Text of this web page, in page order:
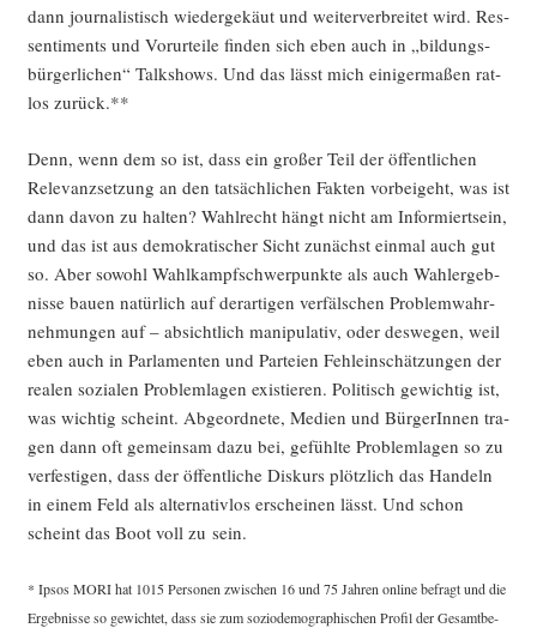
dann jour­na­lis­tisch wie­der­ge­käut und wei­ter­ver­brei­tet wird. Res­
sen­ti­ments und Vor­ur­tei­le fin­den sich eben auch in „bil­dungs­
bür­ger­li­chen“ Talk­shows. Und das lässt mich eini­ger­ma­ßen rat­
los zurück.**
Denn, wenn dem so ist, dass ein gro­ßer Teil der öffent­li­chen
Rele­vanz­set­zung an den tat­säch­li­chen Fak­ten vor­bei­geht, was ist
dann davon zu hal­ten? Wahl­recht hängt nicht am Infor­miert­sein,
und das ist aus demo­kra­ti­scher Sicht zunächst ein­mal auch gut
so. Aber sowohl Wahl­kampf­schwer­punk­te als auch Wahl­er­geb­
nis­se bau­en natür­lich auf der­ar­ti­gen ver­fäl­schen Pro­blem­wahr­
neh­mun­gen auf – absicht­lich mani­pu­la­tiv, oder des­we­gen, weil
eben auch in Par­la­men­ten und Par­tei­en Fehl­ein­schät­zun­gen der
rea­len sozia­len Pro­blem­la­gen exis­tie­ren. Poli­tisch gewich­tig ist,
was wich­tig scheint. Abge­ord­ne­te, Medi­en und Bür­ge­rIn­nen tra­
gen dann oft gemein­sam dazu bei, gefühl­te Pro­blem­la­gen so zu
ver­fes­ti­gen, dass der öffent­li­che Dis­kurs plötz­lich das Han­deln
in einem Feld als alter­na­tiv­los erschei­nen lässt. Und schon
scheint das Boot voll zu sein.
* Ipsos MORI hat 1015 Per­so­nen zwi­schen 16 und 75 Jah­ren online befragt und die
Ergeb­nis­se so gewich­tet, dass sie zum sozio­de­mo­gra­phi­schen Pro­fil der Gesamt­be­